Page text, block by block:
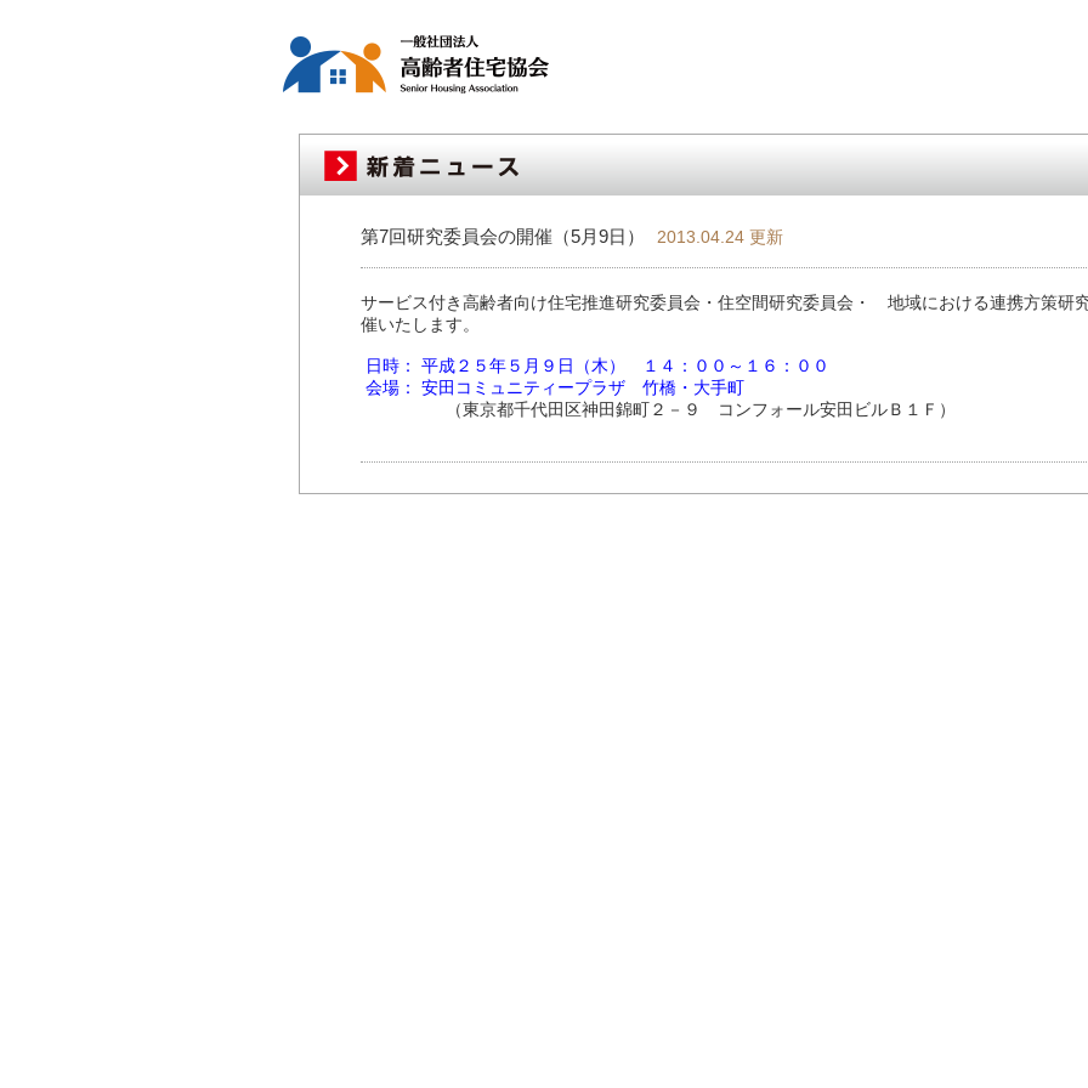
第7回研究委員会の開催（5月9日） 2013.04.24 更新
サービス付き高齢者向け住宅推進研究委員会・住空間研究委員会・ 地域における連携方策研
催いたします。
日時： 平成２５年５月９日（木） １４：００～１６：００
会場： 安田コミュニティープラザ 竹橋・大手町
（東京都千代田区神田錦町２－９ コンフォール安田ビルＢ１Ｆ）